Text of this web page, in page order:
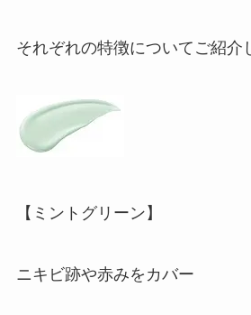
それぞれの特徴についてご紹介
【ミントグリーン】
ニキビ跡や赤みをカバー